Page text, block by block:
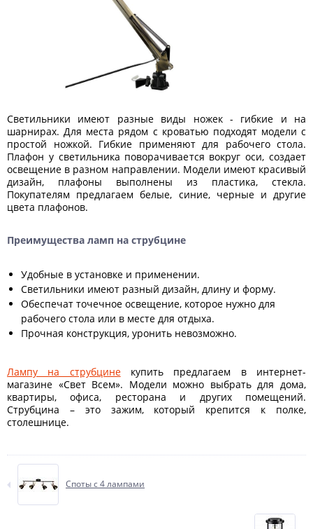
Светильники имеют разные виды ножек - гибкие и на
шарнирах. Для места рядом с кроватью подходят модели с
простой ножкой. Гибкие применяют для рабочего стола.
Плафон у светильника поворачивается вокруг оси, создает
освещение в разном направлении. Модели имеют красивый
дизайн, плафоны выполнены из пластика, стекла.
Покупателям предлагаем белые, синие, черные и другие
цвета плафонов.
Преимущества ламп на струбцине
Удобные в установке и применении.
Светильники имеют разный дизайн, длину и форму.
Обеспечат точечное освещение, которое нужно для
рабочего стола или в месте для отдыха.
Прочная конструкция, уронить невозможно.
Лампу на струбцинекупить предлагаем в интернет-
магазине «Свет Всем». Модели можно выбрать для дома,
квартиры, офиса, ресторана и других помещений.
Струбцина – это зажим, который крепится к полке,
столешнице.
Споты с 4 лампами